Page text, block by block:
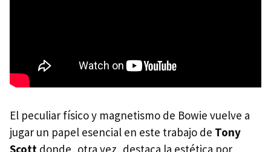
El peculiar físico y magnetismo de Bowie vuelve a
jugar un papel esencial en este trabajo de Tony
Scott donde, otra vez, destaca la estética por